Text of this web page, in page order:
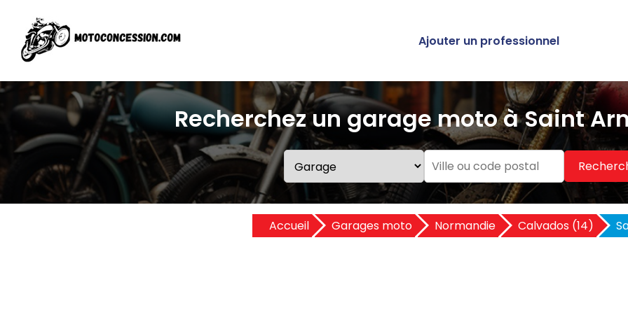
Ajouter un professionnel
Recherchez un garage moto à Saint
Accueil Garages moto Normandie Calvados (14)